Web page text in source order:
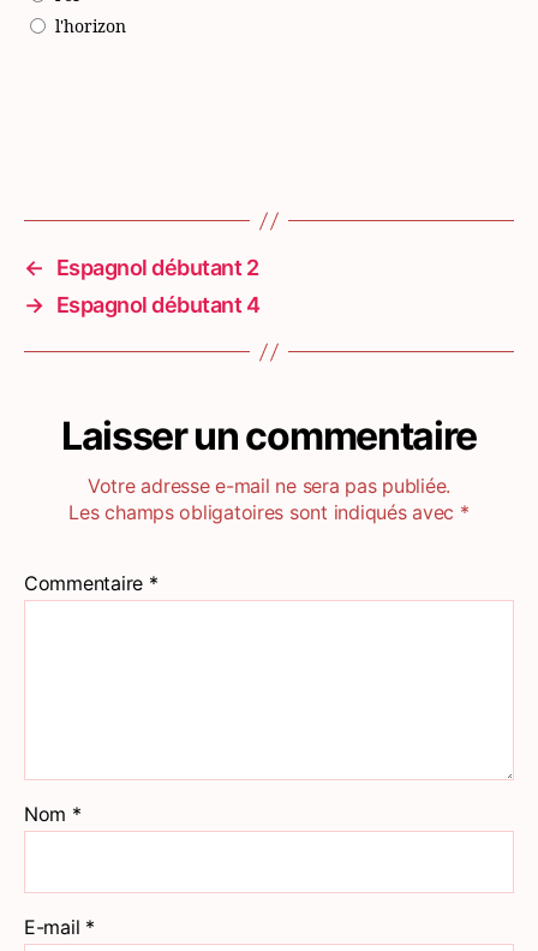
l'horizon
←
Espagnol débutant 2
→ Espagnol débutant 4
Laisser un commentaire
Votre adresse e-mail ne sera pas publiée.
Les champs obligatoires sont indiqués avec *
Commentaire *
Nom *
E-mail *